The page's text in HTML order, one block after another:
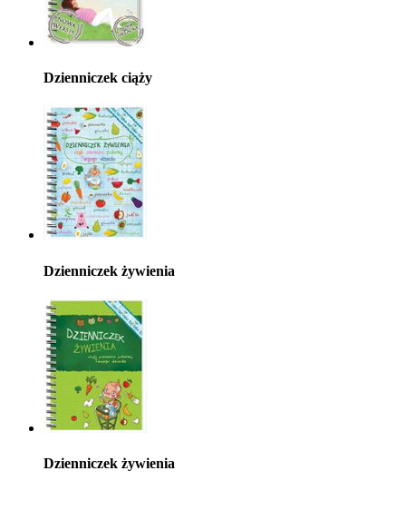
Dzienniczek ciąży
Dzienniczek żywienia
Dzienniczek żywienia